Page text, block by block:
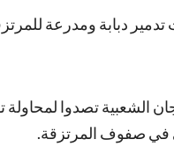
دبابة ومدرعة
الشعبية تصدوا لمحاولة
في صفوف المرتزقة.